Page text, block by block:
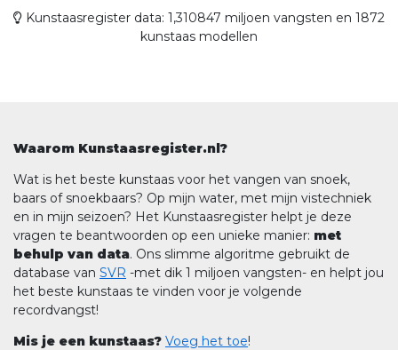
Kunstaasregister data: 1,310847 miljoen vangsten en 1872
kunstaas modellen
Waarom Kunstaasregister.nl?
Wat is het beste kunstaas voor het vangen van snoek,
baars of snoekbaars? Op mijn water, met mijn vistechniek
en in mijn seizoen? Het Kunstaasregister helpt je deze
vragen te beantwoorden op een unieke manier: met
behulp van data. Ons slimme algoritme gebruikt de
database van SVR -met dik 1 miljoen vangsten- en helpt jou
het beste kunstaas te vinden voor je volgende
recordvangst!
Mis je een kunstaas? Voeg het toe!